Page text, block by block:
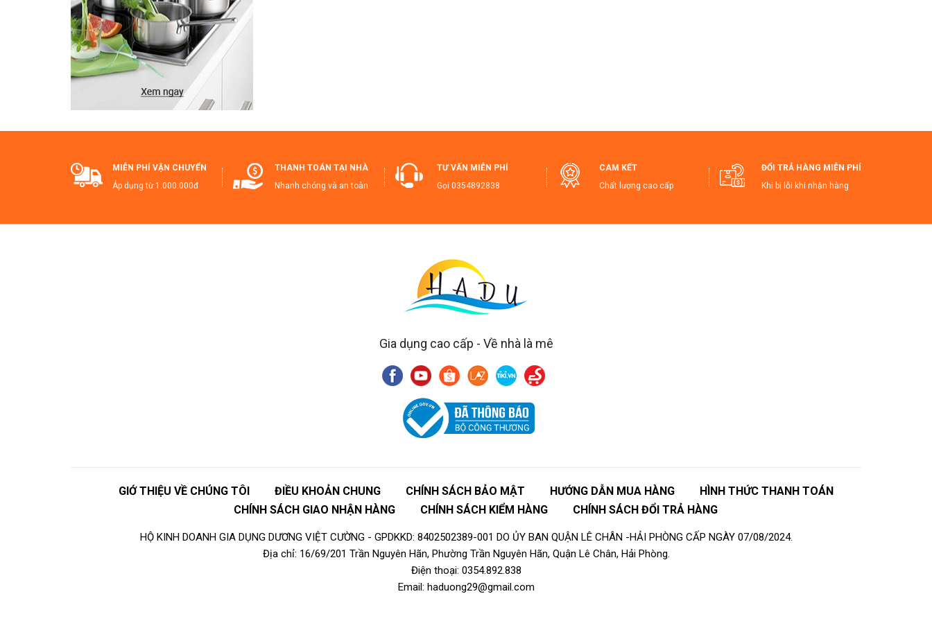
công sức.
🔥Mua Ngay Để Trải Nghiệm Thùng Rác Cao Cấp, Tiện Lợi và Sang Trọng! Thùng Rác Cao Cấpngay hôm
nay để bảo vệ không gian sống của bạn luôn sạch sẽ và thoải mái!
#ThungRac #ThungDungRac #ThungDungRacNhaVesinh #ThungDungRacCaocap #ThungRacThongMinh
MIỄN PHÍ VẬN CHUYỂN
Áp dụng từ 1.000.000đ
THANH TOÁN TẠI NHÀ
Nhanh chóng và an toàn
TƯ VẤN MIỄN PHÍ
Gọi 0354892838
CAM KẾT
Chất lượng cao cấp
ĐỔI TRẢ HÀNG MIỄN PHÍ
Khi bị lỗi khi nhận hàng
Gia dụng cao cấp - Về nhà là mê
GIỚ THIỆU VỀ CHÚNG TÔI ĐIỀU KHOẢN CHUNG CHÍNH SÁCH BẢO MẬT HƯỚNG DẪN MUA HÀNG
HÌNH THỨC THANH TOÁN
CHÍNH SÁCH GIAO NHẬN HÀNG
CHÍNH SÁCH KIỂM HÀNG CHÍNH SÁCH ĐỔI TRẢ HÀNG
HỘ KINH DOANH GIA DỤNG DƯƠNG VIỆT CƯỜNG - GPDKKD: 8402502389-001 DO ỦY BAN QUẬN LÊ CHÂN -HẢI PHÒNG CẤP NGÀY 07/08/2024.
Địa chỉ: 16/69/201 Trần Nguyên Hãn, Phường Trần Nguyên Hãn, Quận Lê Chân, Hải Phòng.
Điện thoại: 0354.892.838
Email: haduong29@gmail.com